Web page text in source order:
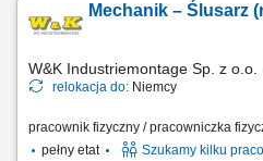
materiałów do spawania zgodnie z
Wykonywanie napraw maszyn i
Mechanik – Ślusarz
W&K Industriemontage Sp. z o.o.
relokacja do: Niemcy
pracownik fizyczny / pracowniczka
pełny etat
Szukamy kilku